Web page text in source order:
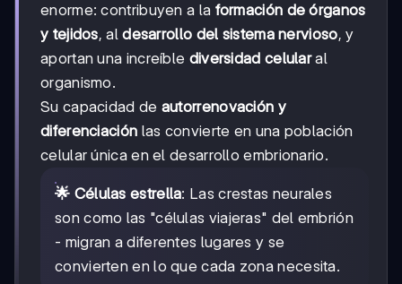
enorme: contribuyen a la formación de órganos
y tejidos, aldesarrollo del sistema nervioso, y
aportan una increíble diversidad celularal
organismo.
Su capacidad de autorrenovación y
diferenciación las convierte en una población
celular única en el desarrollo embrionario.
🌟 Células estrella: Las crestas neurales
son como las "células viajeras" del embrión
- migran a diferentes lugares y se
convierten en lo que cada zona necesita.